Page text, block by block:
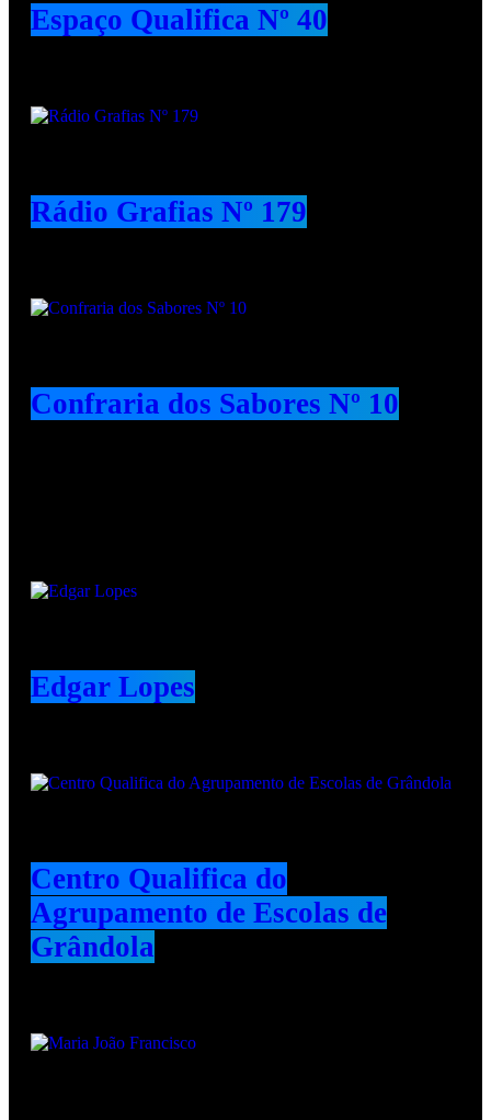
Espaço Qualifica Nº 40
Rádio Grafias Nº 179
Confraria dos Sabores Nº 10
Edgar Lopes
Centro Qualifica do
Agrupamento de Escolas de
Grândola